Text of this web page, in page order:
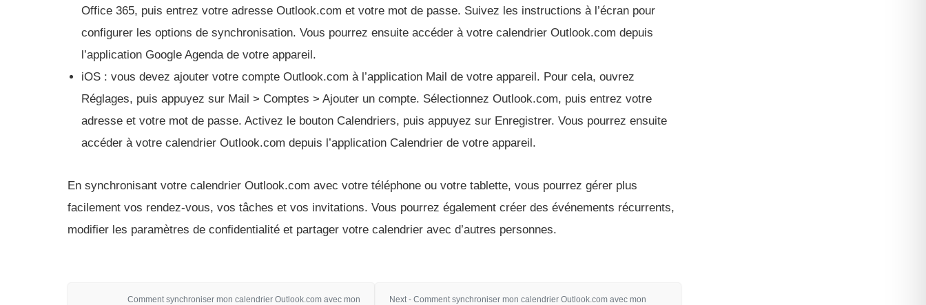
Office 365, puis entrez votre adresse Outlook.com et votre mot de passe. Suivez les instructions à l’écran pour
configurer les options de synchronisation. Vous pourrez ensuite accéder à votre calendrier Outlook.com depuis
l’application Google Agenda de votre appareil.
iOS : vous devez ajouter votre compte Outlook.com à l’application Mail de votre appareil. Pour cela, ouvrez
Réglages, puis appuyez sur Mail > Comptes > Ajouter un compte. Sélectionnez Outlook.com, puis entrez votre
adresse et votre mot de passe. Activez le bouton Calendriers, puis appuyez sur Enregistrer. Vous pourrez ensuite
accéder à votre calendrier Outlook.com depuis l’application Calendrier de votre appareil.
En synchronisant votre calendrier Outlook.com avec votre téléphone ou votre tablette, vous pourrez gérer plus
facilement vos rendez-vous, vos tâches et vos invitations. Vous pourrez également créer des événements récurrents,
modifier les paramètres de confidentialité et partager votre calendrier avec d’autres personnes.
Comment synchroniser mon calendrier Outlook.com avec mon
Next - Comment synchroniser mon calendrier Outlook.com avec mon